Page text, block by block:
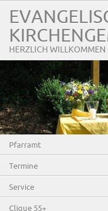
HERZLICH WILLKOMMEN
Pfarramt
Termine
Service
Clique 55+